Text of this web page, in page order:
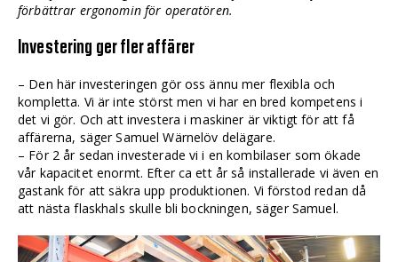
förbättrar ergonomin för operatören.
Investering ger fler affärer
– Den här investeringen gör oss ännu mer flexibla och
kompletta. Vi är inte störst men vi har en bred kompetens i
det vi gör. Och att investera i maskiner är viktigt för att få
affärerna, säger Samuel Wärnelöv delägare.
– För 2 år sedan investerade vi i en kombilaser som ökade
vår kapacitet enormt. Efter ca ett år så installerade vi även en
gastank för att säkra upp produktionen. Vi förstod redan då
att nästa flaskhals skulle bli bockningen, säger Samuel.